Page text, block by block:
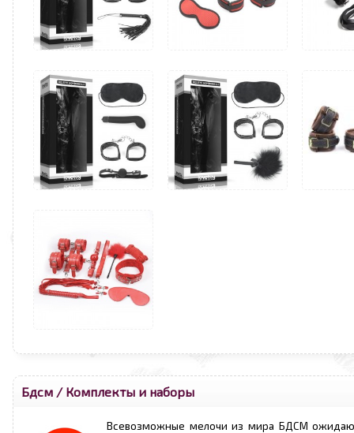
Бдсм / Комплекты и наборы
Всевозможные мелочи из мира БДСМ